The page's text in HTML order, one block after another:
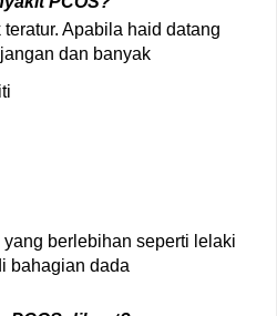
Apabila haid datang
dan banyak
berlebihan seperti lelaki
bahagian dada